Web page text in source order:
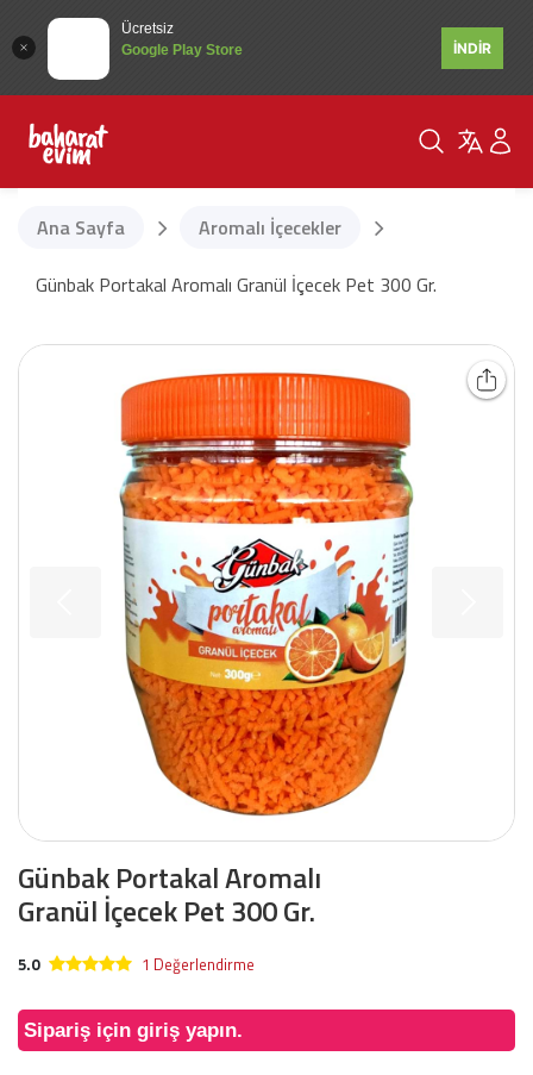
Ücretsiz
Google Play Store
İNDİR
Ana Sayfa
Aromalı İçecekler
Günbak Portakal Aromalı Granül İçecek Pet 300 Gr.
Günbak Portakal Aromalı
Granül İçecek Pet 300 Gr.
5.0 1 Değerlendirme
Sipariş için giriş yapın.